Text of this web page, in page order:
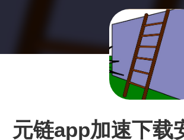
元链app加速下载